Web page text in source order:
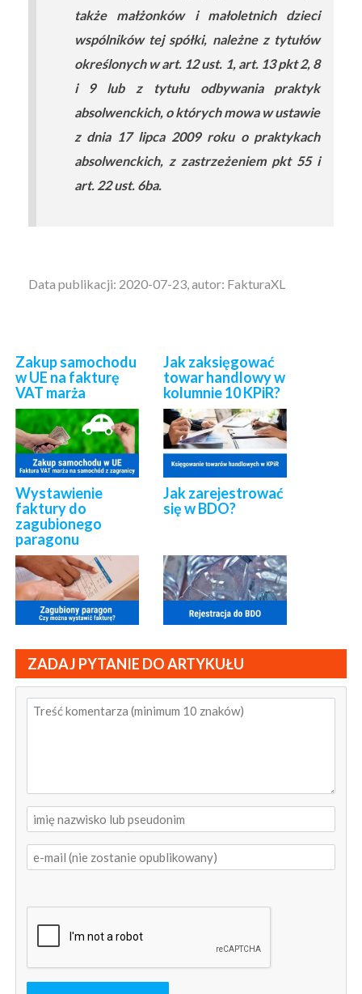
także małżonków i małoletnich dzieci
wspólników tej spółki, należne z tytułów
określonych w art. 12 ust. 1, art. 13 pkt 2, 8
i 9 lub z tytułu odbywania praktyk
absolwenckich, o których mowa w ustawie
z dnia 17 lipca 2009 roku o praktykach
absolwenckich, z zastrzeżeniem pkt 55 i
art. 22 ust. 6ba.
Data publikacji: 2020-07-23, autor: FakturaXL
Zakup samochodu
w UE na fakturę
VAT marża
Jak zaksięgować
towar handlowy w
kolumnie 10 KPiR?
Wystawienie
faktury do
zagubionego
paragonu
Jak zarejestrować
się w BDO?
ZADAJ PYTANIE DO ARTYKUŁU